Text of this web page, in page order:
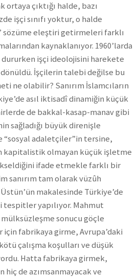
ortaya çıktığı halde, bazı
işçi sınıfı yoktur, o halde
sözüme eleştiri getirmeleri farklı
kaynaklanıyor. 1960’larda
dururken işçi ideolojisini harekete
İşçilerin talebi değilse bu
ne olabilir? Sanırım İslamcıların
asıl iktisadî dinamiğin küçük
de bakkal-kasap-manav gibi
sağladığı büyük direnişle
“sosyal adaletçiler”in tersine,
kapitalistik olmayan küçük işletme
ifade etmekle farklı bir
sanırım tam olarak vüzûh
makalesinde Türkiye’de
tespitler yapılıyor. Mahmut
sonucu göçle
fabrikaya girme, Avrupa’daki
çalışma koşulları ve düşük
Hatta fabrikaya girmek,
de azımsanmayacak ve